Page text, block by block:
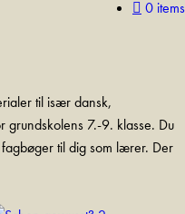
0 items
til især dansk,
grundskolens 7.-9. klasse. Du
til dig som lærer. Der